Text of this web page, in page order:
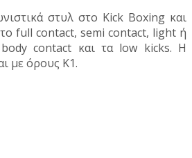
στυλ στο Kick Boxing και
full contact, semi contact, light ή
contact και τα low kicks. Η
με όρους Κ1.